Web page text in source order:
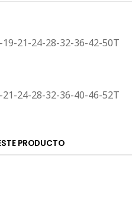
19-21-24-28-32-36-42-50T
21-24-28-32-36-40-46-52T
PRODUCTO